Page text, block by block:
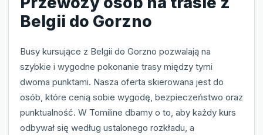
Belgii do Gorzno
Busy kursujące z Belgii do Gorzno pozwalają na
szybkie i wygodne pokonanie trasy między tymi
dwoma punktami. Nasza oferta skierowana jest do
osób, które cenią sobie wygodę, bezpieczeństwo oraz
punktualność. W Tomiline dbamy o to, aby każdy kurs
odbywał się według ustalonego rozkładu, a